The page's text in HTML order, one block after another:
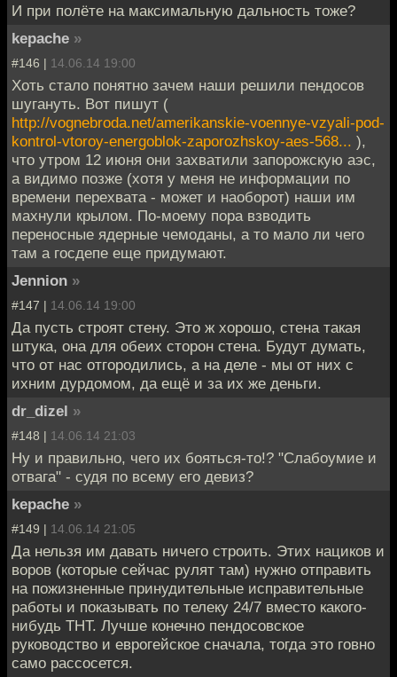
И при полёте на максимальную дальность тоже?
kepache »
#146 | 14.06.14 19:00
Хоть стало понятно зачем наши решили пендосов
шугануть. Вот пишут (
http://vognebroda.net/amerikanskie-voennye-vzyali-pod-
kontrol-vtoroy-energoblok-zaporozhskoy-aes-568... ),
что утром 12 июня они захватили запорожскую аэс,
а видимо позже (хотя у меня не информации по
времени перехвата - может и наоборот) наши им
махнули крылом. По-моему пора взводить
переносные ядерные чемоданы, а то мало ли чего
там а госдепе еще придумают.
Jennion »
#147 | 14.06.14 19:00
Да пусть строят стену. Это ж хорошо, стена такая
штука, она для обеих сторон стена. Будут думать,
что от нас отгородились, а на деле - мы от них с
ихним дурдомом, да ещё и за их же деньги.
dr_dizel »
#148 | 14.06.14 21:03
Ну и правильно, чего их бояться-то!? "Слабоумие и
отвага" - судя по всему его девиз?
kepache »
#149 | 14.06.14 21:05
Да нельзя им давать ничего строить. Этих нациков и
воров (которые сейчас рулят там) нужно отправить
на пожизненные принудительные исправительные
работы и показывать по телеку 24/7 вместо какого-
нибудь ТНТ. Лучше конечно пендосовское
руководство и еврогейское сначала, тогда это говно
само рассосется.